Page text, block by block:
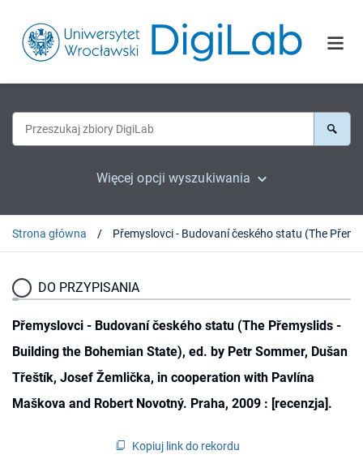
Więcej opcji wyszukiwania
Strona główna
DO PRZYPISANIA
Přemyslovci - Budovaní českého statu (The Přemyslids -
Building the Bohemian State), ed. by Petr Sommer, Dušan
Třeštík, Josef Žemlička, in cooperation with Pavlína
Maškova and Robert Novotný. Praha, 2009 : [recenzja].
Kopiuj link do rekordu